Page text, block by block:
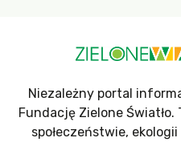
Niezależny portal
Fundację Zielone
społeczeństwie,